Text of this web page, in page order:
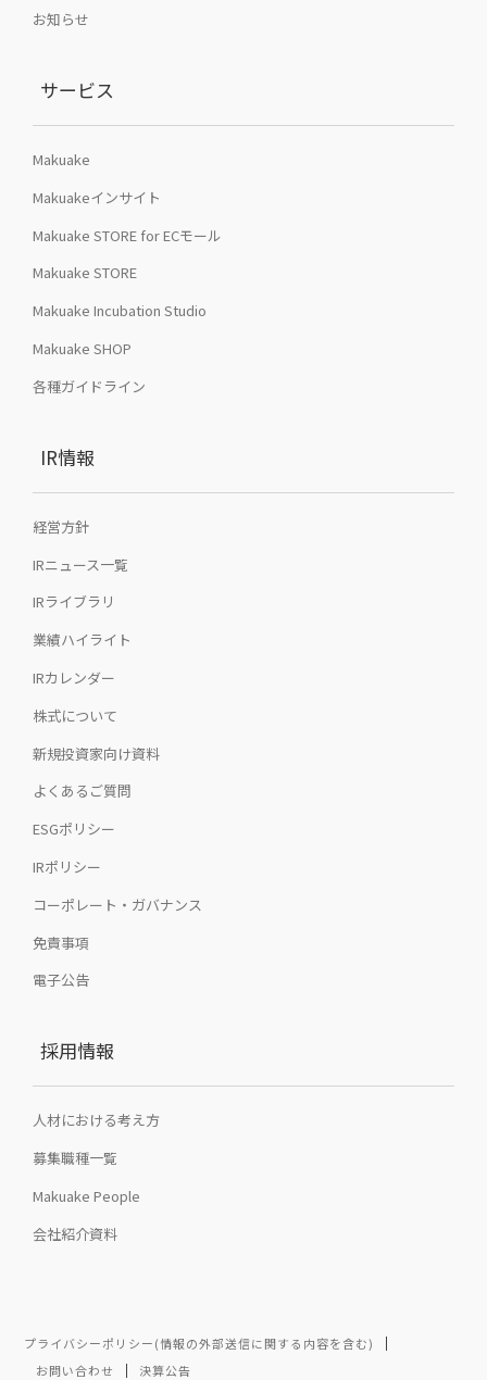
お知らせ
サービス
Makuake
Makuakeインサイト
Makuake STORE for ECモール
Makuake STORE
Makuake Incubation Studio
Makuake SHOP
各種ガイドライン
IR情報
経営方針
IRニュース一覧
IRライブラリ
業績ハイライト
IRカレンダー
株式について
新規投資家向け資料
よくあるご質問
ESGポリシー
IRポリシー
コーポレート・ガバナンス
免責事項
電子公告
採用情報
人材における考え方
募集職種一覧
Makuake People
会社紹介資料
プライバシーポリシー(情報の外部送信に関する内容を含む)
お問い合わせ
決算公告